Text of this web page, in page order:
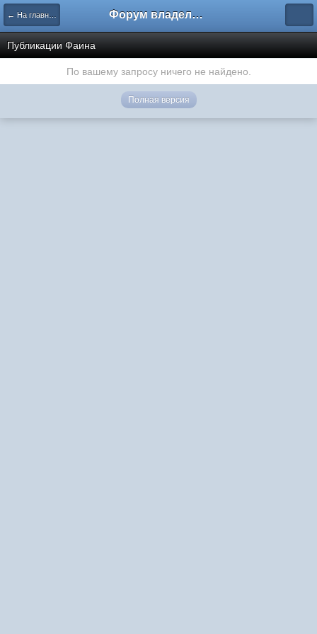
← На главную Форум владельцев интернет-магазинов
Публикации Фаина
По вашему запросу ничего не найдено.
Полная версия